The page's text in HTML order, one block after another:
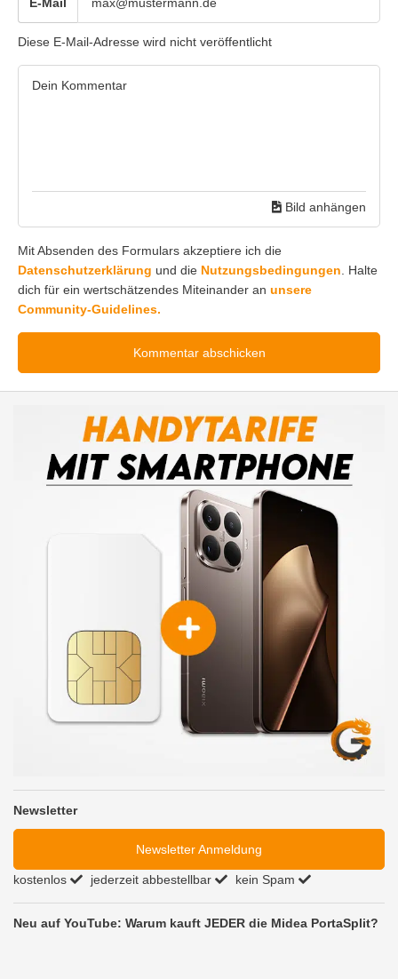
Diese E-Mail-Adresse wird nicht veröffentlicht
Bild anhängen
Mit Absenden des Formulars akzeptiere ich die
Datenschutzerklärung und die Nutzungsbedingungen . Halte
dich für ein wertschätzendes Miteinander an unsere
Community-Guidelines.
Newsletter
Newsletter Anmeldung
kostenlos jederzeit abbestellbar kein Spam
Neu auf YouTube: Warum kauft JEDER die Midea PortaSplit?